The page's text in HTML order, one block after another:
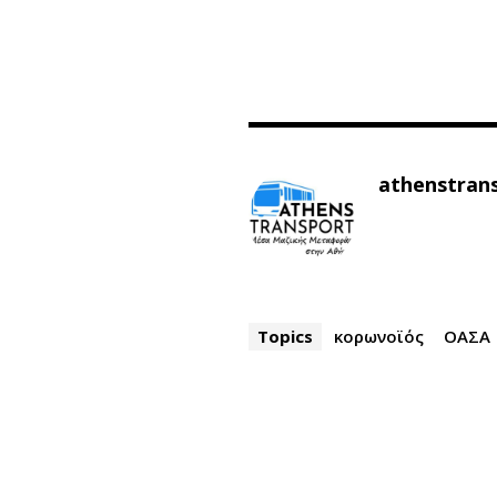
Topics κορωνοϊός ΟΑΣΑ